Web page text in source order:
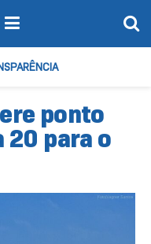
ponto
para o